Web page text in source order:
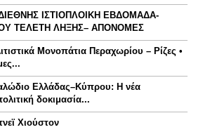
ΙΣΤΙΟΠΛΟΙΚΗ ΕΒΔΟΜΑΔΑ-
ΤΕΛΕΤΗ ΛΗΞΗΣ– ΑΠΟΝΟΜΕΣ
Μονοπάτια Περαχωρίου – Ρίζες •
Ελλάδας–Κύπρου: Η νέα
δοκιμασία...
Χιούστον